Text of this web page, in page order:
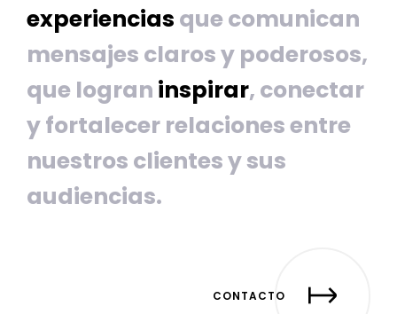
experiencias que comunican
mensajes claros y poderosos,
que logran inspirar, conectar
y fortalecer relaciones entre
nuestros clientes y sus
audiencias.
CONTACTO